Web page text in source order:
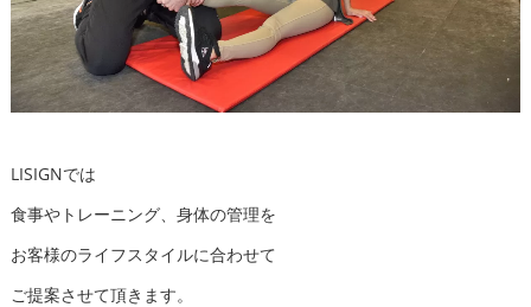
LISIGNでは
食事やトレーニング、身体の管理を
お客様のライフスタイルに合わせて
ご提案させて頂きます。